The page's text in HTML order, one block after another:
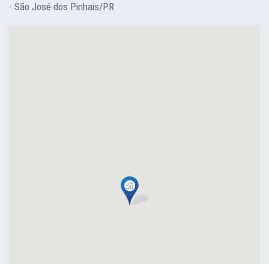
- São José dos Pinhais/PR